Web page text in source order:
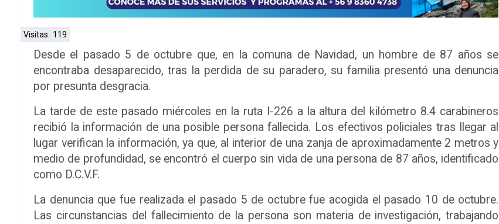
Visitas: 119
Desde el pasado 5 de octubre que, en la comuna de Navidad, un hombre de 87 años se
encontraba desaparecido, tras la perdida de su paradero, su familia presentó una denuncia
por presunta desgracia.
La tarde de este pasado miércoles en la ruta I-226 a la altura del kilómetro 8.4 carabineros
recibió la información de una posible persona fallecida. Los efectivos policiales tras llegar al
lugar verifican la información, ya que, al interior de una zanja de aproximadamente 2 metros y
medio de profundidad, se encontró el cuerpo sin vida de una persona de 87 años, identificado
como D.C.V.F.
La denuncia que fue realizada el pasado 5 de octubre fue acogida el pasado 10 de octubre.
Las circunstancias del fallecimiento de la persona son materia de investigación, trabajando